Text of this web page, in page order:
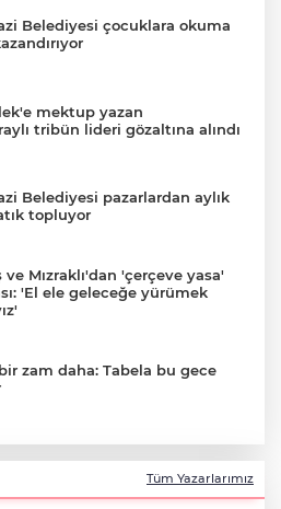
Belediyesi çocuklara okuma
mektup yazan
tribün lideri gözaltına alındı
Belediyesi pazarlardan aylık
topluyor
Mızraklı'dan 'çerçeve yasa'
'El ele geleceğe yürümek
zam daha: Tabela bu gece
Tüm Yazarlarımız